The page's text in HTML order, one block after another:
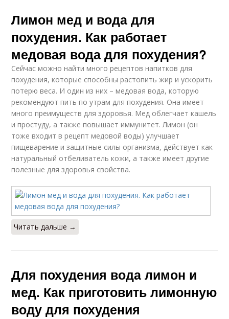
Лимон мед и вода для
похудения. Как работает
медовая вода для похудения?
Сейчас можно найти много рецептов напитков для
похудения, которые способны растопить жир и ускорить
потерю веса. И один из них – медовая вода, которую
рекомендуют пить по утрам для похудения. Она имеет
много преимуществ для здоровья. Мед облегчает кашель
и простуду, а также повышает иммунитет. Лимон (он
тоже входит в рецепт медовой воды) улучшает
пищеварение и защитные силы организма, действует как
натуральный отбеливатель кожи, а также имеет другие
полезные для здоровья свойства.
Читать дальше →
Для похудения вода лимон и
мед. Как приготовить лимонную
воду для похудения